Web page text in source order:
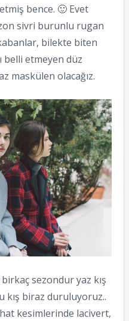
bence. 🙂 Evet
sivri burunlu rugan
bilekte biten
belli etmeyen düz
maskülen olacağız.
sezondur yaz kış
kış biraz duruluyoruz..
kesimlerinde lacivert,